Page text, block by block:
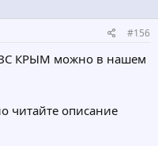
#156
КРЫМ можно в нашем
читайте описание